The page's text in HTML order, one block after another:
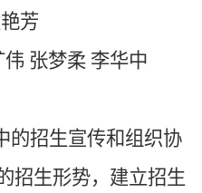
芳
张梦柔李华中
的招生宣传和组织协
招生形势，建立招生